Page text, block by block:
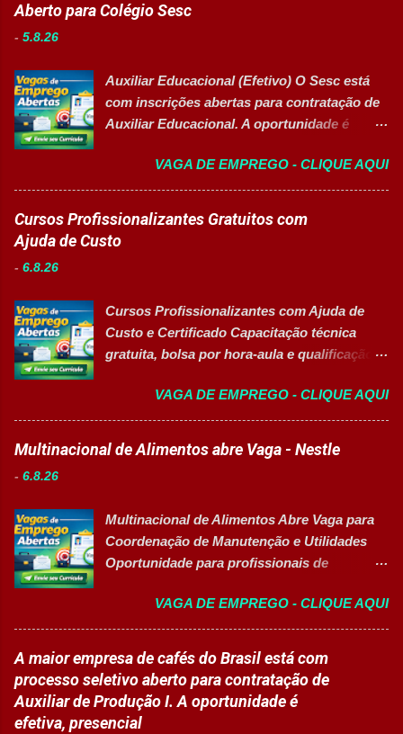
Aberto para Colégio Sesc
- 5.8.26
Auxiliar Educacional (Efetivo) O Sesc está
com inscrições abertas para contratação de
Auxiliar Educacional. A oportunidade é
nas áreas da educação que desejam atuar
em ambiente escolar, apoiando professores
e estudantes. 👉 CANDIDATAR-SE AGORA
Resumo da vaga Cargo: Auxiliar
agosto de 2026 Vaga inclusiva para Pessoas
com Deficiência (PcD). Principais atividades
Apoiar professores durante atividades
projetos educacionais. Dar suporte em
atividades recreativas e lúdicas.
Disponibilizar materiais utilizados nas
ambiente escolar organizado e seguro.
Acompanhar contratos quando designado
pela liderança. Apoiar diversas ações
VAGA DE EMPREGO - CLIQUE AQUI
Cursos Profissionalizantes Gratuitos com
Ajuda de Custo
- 6.8.26
Cursos Profissionalizantes com Ajuda de
Custo e Certificado Capacitação técnica
gratuita, bolsa por hora-aula e qualificação
MINHA VAGA Sobre o Programa de
Qualificação Estão abertas as inscrições
para programas de formação
profissionalizante voltados para o
Além do aprendizado prático e da
certificação reconhecida, os participantes
contam com uma ajuda de custo calculada
para apoiar o desenvolvimento do aluno
durante todo o período de estudos. Opções
de Formação Disponíveis Aperfeiçoamento
em Gestão e Serviços de Gastronomia
(Turma Vespertina) Aperfeiçoamento em
Gestão e Serviços de Gastronomia (Turma
VAGA DE EMPREGO - CLIQUE AQUI
Multinacional de Alimentos abre Vaga - Nestle
- 6.8.26
Multinacional de Alimentos Abre Vaga para
Coordenação de Manutenção e Utilidades
Oportunidade para profissionais de
e excelência operacional 👉 CANDIDATAR-
SE AGORA Sobre a Posição Líder mundial
no segmento de alimentos e bebidas busca
profissional qualificado para coordenar as
áreas de Manutenção e Utilidades em sua
unidade fabril. A posição tem como foco
VAGA DE EMPREGO - CLIQUE AQUI
A maior empresa de cafés do Brasil está com
processo seletivo aberto para contratação de
Auxiliar de Produção I. A oportunidade é
efetiva, presencial